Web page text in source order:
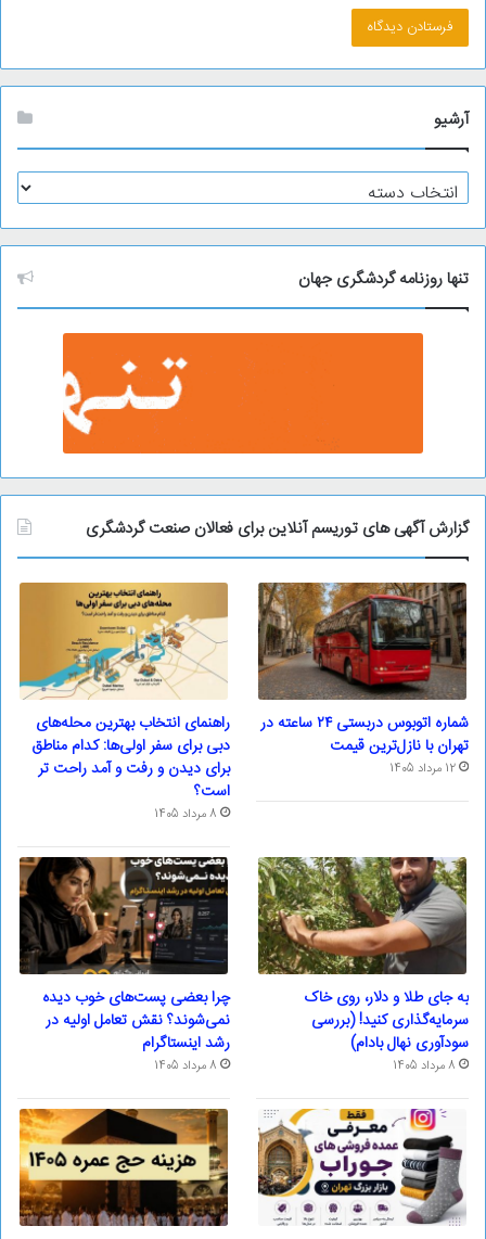
آرشیو
آ
ر
ش
ی
و
تنها روزنامه گردشگری جهان
گزارش آگهی های توریسم آنلاین برای فعالان صنعت گردشگری
شماره اتوبوس دربستی ۲۴ ساعته در
تهران با نازل‌ترین قیمت
12 مرداد 1405
راهنمای انتخاب بهترین محله‌های
دبی برای سفر اولی‌ها: کدام مناطق
برای دیدن و رفت و آمد راحت تر
است؟
8 مرداد 1405
به جای طلا و دلار، روی خاک
سرمایه‌گذاری کنید! (بررسی
سودآوری نهال بادام)
8 مرداد 1405
چرا بعضی پست‌های خوب دیده
نمی‌شوند؟ نقش تعامل اولیه در
رشد اینستاگرام
8 مرداد 1405